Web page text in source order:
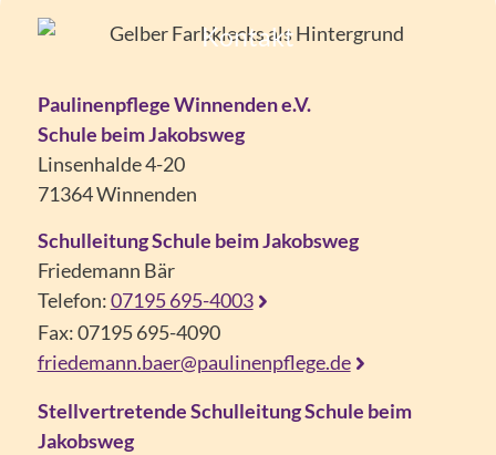
Kontakt
Paulinenpflege Winnenden e.V.
Schule beim Jakobsweg
Linsenhalde 4-20
71364 Winnenden
Schulleitung Schule beim Jakobsweg
Friedemann Bär
Telefon:07195 695-4003
Fax: 07195 695-4090
friedemann.baer@paulinenpflege.de
Stellvertretende Schulleitung Schule beim
Jakobsweg